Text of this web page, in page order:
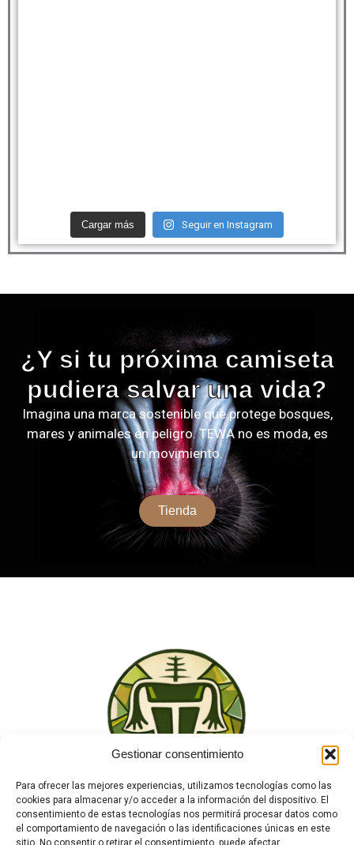
Gestionar consentimiento
Para ofrecer las mejores experiencias, utilizamos tecnologías como las
cookies para almacenar y/o acceder a la información del dispositivo. El
consentimiento de estas tecnologías nos permitirá procesar datos como
el comportamiento de navegación o las identificaciones únicas en este
sitio. No consentir o retirar el consentimiento, puede afectar
Cargar más Seguir en Instagram
¿Y si tu próxima camiseta
pudiera salvar una vida?
Imagina una marca sostenible que protege bosques,
mares y animales en peligro. TEWA no es moda, es
un movimiento.
Tienda